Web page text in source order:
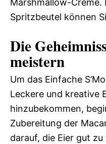
Marshmallow-Creme.
Spritzbeutel können
Die
meistern
Um das Einfache
Leckere und kreative
hinzubekommen,
Zubereitung der
darauf, die Eier gut